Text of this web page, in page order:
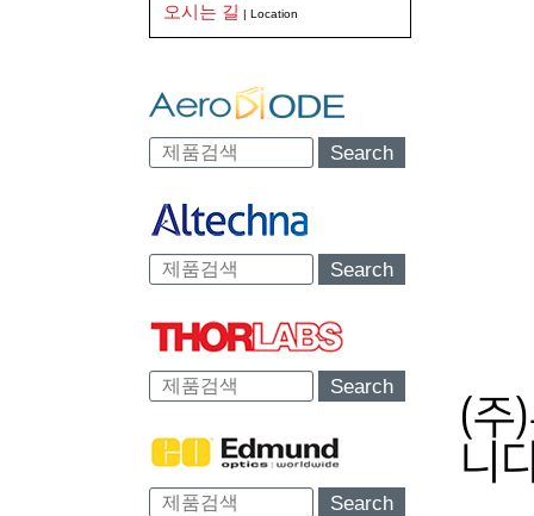
오시는 길 | Location
Search
Search
Search
Search
(주
니